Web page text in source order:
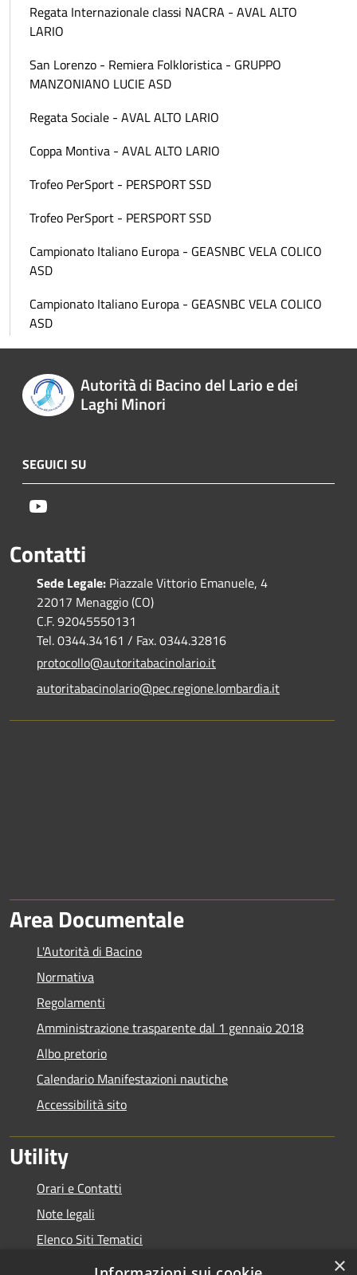
Regata Internazionale classi NACRA - AVAL ALTO
LARIO
San Lorenzo - Remiera Folkloristica - GRUPPO
MANZONIANO LUCIE ASD
Regata Sociale - AVAL ALTO LARIO
Coppa Montiva - AVAL ALTO LARIO
Trofeo PerSport - PERSPORT SSD
Trofeo PerSport - PERSPORT SSD
Campionato Italiano Europa - GEASNBC VELA COLICO
ASD
Campionato Italiano Europa - GEASNBC VELA COLICO
ASD
Autorità di Bacino del Lario e dei
Laghi Minori
SEGUICI SU
Contatti
Sede Legale: Piazzale Vittorio Emanuele, 4
22017 Menaggio (CO)
C.F. 92045550131
Tel. 0344.34161 / Fax. 0344.32816
protocollo@autoritabacinolario.it
autoritabacinolario@pec.regione.lombardia.it
Area Documentale
L'Autorità di Bacino
Normativa
Regolamenti
Amministrazione trasparente dal 1 gennaio 2018
Albo pretorio
Calendario Manifestazioni nautiche
Accessibilità sito
Utility
Orari e Contatti
Note legali
Elenco Siti Tematici
×